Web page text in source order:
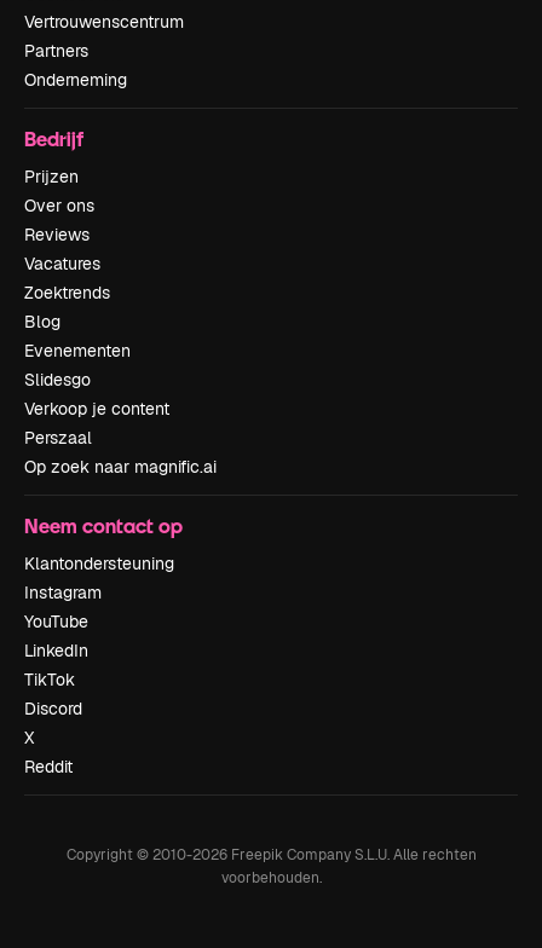
Vertrouwenscentrum
Partners
Onderneming
Bedrijf
Prijzen
Over ons
Reviews
Vacatures
Zoektrends
Blog
Evenementen
Slidesgo
Verkoop je content
Perszaal
Op zoek naar magnific.ai
Neem contact op
Klantondersteuning
Instagram
YouTube
LinkedIn
TikTok
Discord
X
Reddit
Copyright © 2010-2026Freepik Company S.L.U. Alle rechten
voorbehouden.